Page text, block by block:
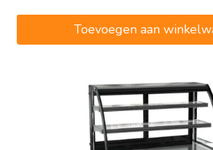
€3.150,00.
Toevoegen aan